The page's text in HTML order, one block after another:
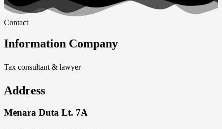
Contact
Information Company
Tax consultant & lawyer
Address
Menara Duta Lt. 7A